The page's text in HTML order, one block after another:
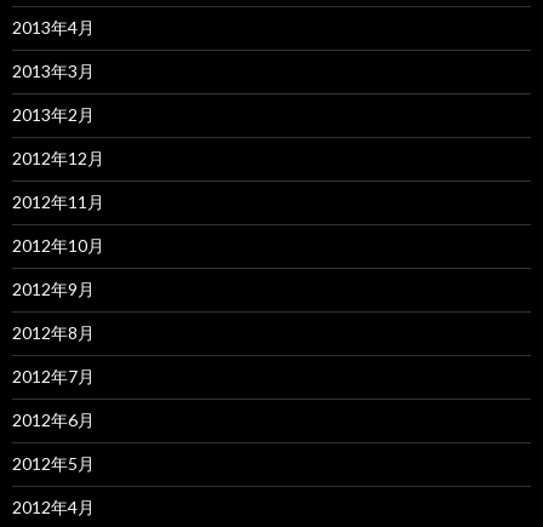
2013年4月
2013年3月
2013年2月
2012年12月
2012年11月
2012年10月
2012年9月
2012年8月
2012年7月
2012年6月
2012年5月
2012年4月